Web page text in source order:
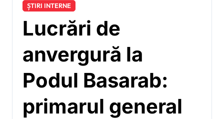
ȘTIRI INTERNE
Lucrări de
anvergură la
Podul Basarab:
primarul general